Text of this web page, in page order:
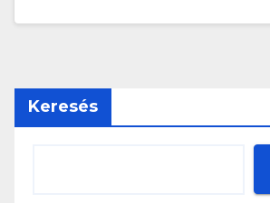
Keresés